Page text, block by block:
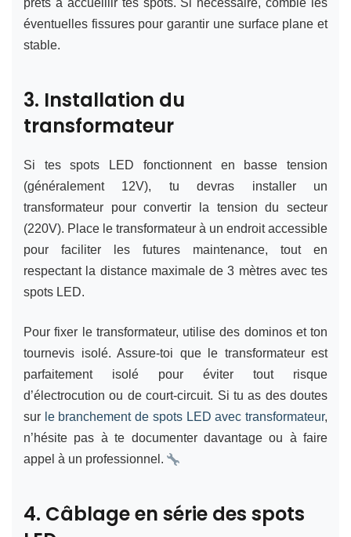
éventuelles fissures pour garantir une surface plane et
stable.
3. Installation du
transformateur
Si tes spots LED fonctionnent en basse tension
(généralement 12V), tu devras installer un
transformateur pour convertir la tension du secteur
(220V). Place le transformateur à un endroit accessible
pour faciliter les futures maintenance, tout en
respectant la distance maximale de 3 mètres avec tes
spots LED.
Pour fixer le transformateur, utilise des dominos et ton
tournevis isolé. Assure-toi que le transformateur est
parfaitement isolé pour éviter tout risque
d’électrocution ou de court-circuit. Si tu as des doutes
sur le branchement de spots LED avec transformateur,
n’hésite pas à te documenter davantage ou à faire
appel à un professionnel.
4. Câblage en série des spots